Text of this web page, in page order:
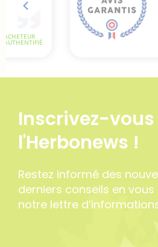
Inscrivez-vous
l'Herbonews !
Restez informé des
derniers conseils en
notre lettre